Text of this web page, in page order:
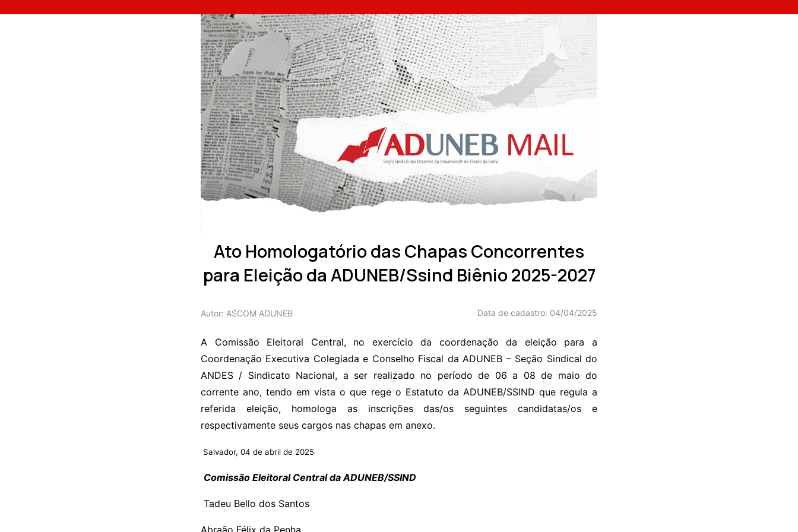
Ato Homologatório das Chapas Concorrentes
para Eleição da ADUNEB/Ssind Biênio 2025-2027
Autor: ASCOM ADUNEB Data de cadastro: 04/04/2025
A Comissão Eleitoral Central, no exercício da coordenação da eleição para a
Coordenação Executiva Colegiada e Conselho Fiscal da ADUNEB – Seção Sindical do
ANDES / Sindicato Nacional, a ser realizado no período de 06 a 08 de maio do
corrente ano, tendo em vista o que rege o Estatuto da ADUNEB/SSIND que regula a
referida eleição, homologa as inscrições das/os seguintes candidatas/os e
respectivamente seus cargos nas chapas em anexo.
Salvador, 04 de abril de 2025
Comissão Eleitoral Central da ADUNEB/SSIND
Tadeu Bello dos Santos